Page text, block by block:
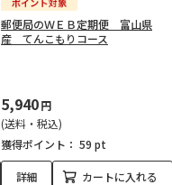
郵便局のＷＥＢ定期便 富山県
産 てんこもりコース
5,940円
(送料・税込)
獲得ポイント： 59 pt
詳細 カートに入れる